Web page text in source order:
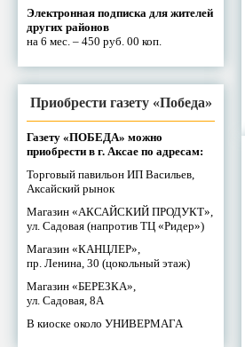
Электронная подписка для жителей
других районов
на 6 мес. – 450 руб. 00 коп.
Приобрести газету «Победа»
Газету «ПОБЕДА» можно
приобрести в г. Аксае по адресам:
Торговый павильон ИП Васильев,
Аксайский рынок
Магазин «АКСАЙСКИЙ ПРОДУКТ»,
ул. Садовая (напротив ТЦ «Ридер»)
Магазин «КАНЦЛЕР»,
пр. Ленина, 30 (цокольный этаж)
Магазин «БЕРЕЗКА»,
ул. Садовая, 8А
В киоске около УНИВЕРМАГА